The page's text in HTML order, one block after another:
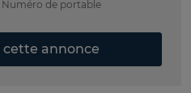
Numéro de portable
cette annonce